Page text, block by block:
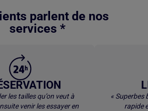
parlent de nos
services *
les tailles qu’on veut à
venir les essayer en
« Superbes
rapide